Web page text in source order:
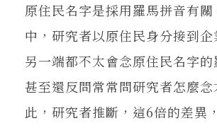
原住民名字是採用羅馬拼音有
中，研究者以原住民身分接到企
另一端都不太會念原住民名字的
甚至還反問常常問研究者怎麼
此，研究者推斷，這6倍的差異